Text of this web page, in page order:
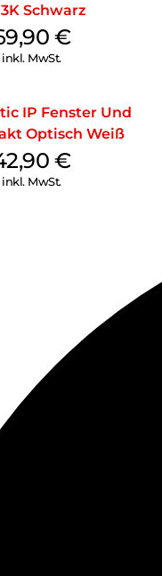
Schwarz
€
inkl. MwSt.
IP Fenster Und
Optisch Weiß
€
inkl. MwSt.